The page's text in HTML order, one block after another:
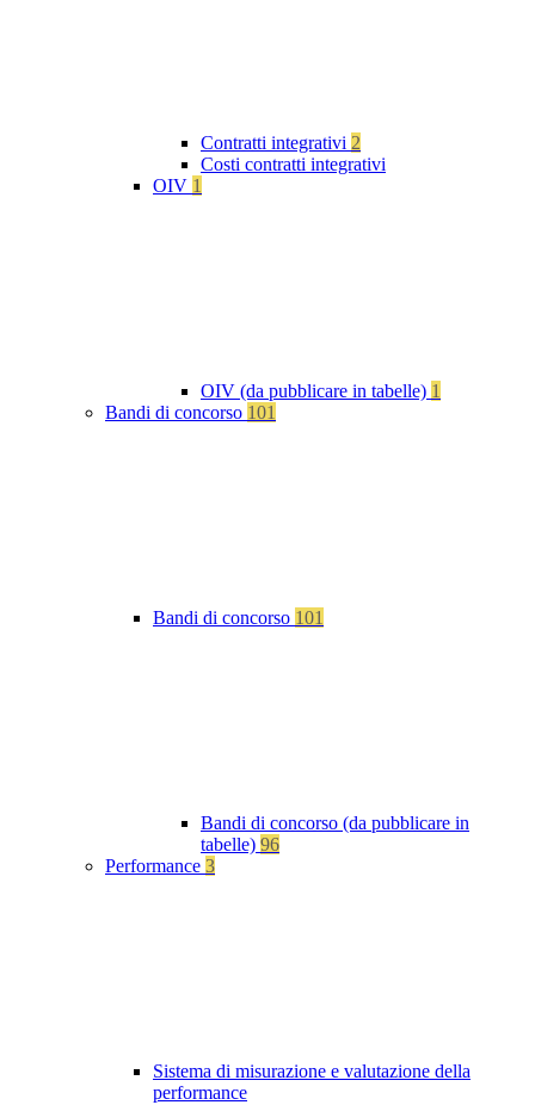
Contratti integrativi 2
Costi contratti integrativi
OIV 1
OIV (da pubblicare in tabelle) 1
Bandi di concorso 101
Bandi di concorso 101
Bandi di concorso (da pubblicare in
tabelle) 96
Performance 3
Sistema di misurazione e valutazione della
performance